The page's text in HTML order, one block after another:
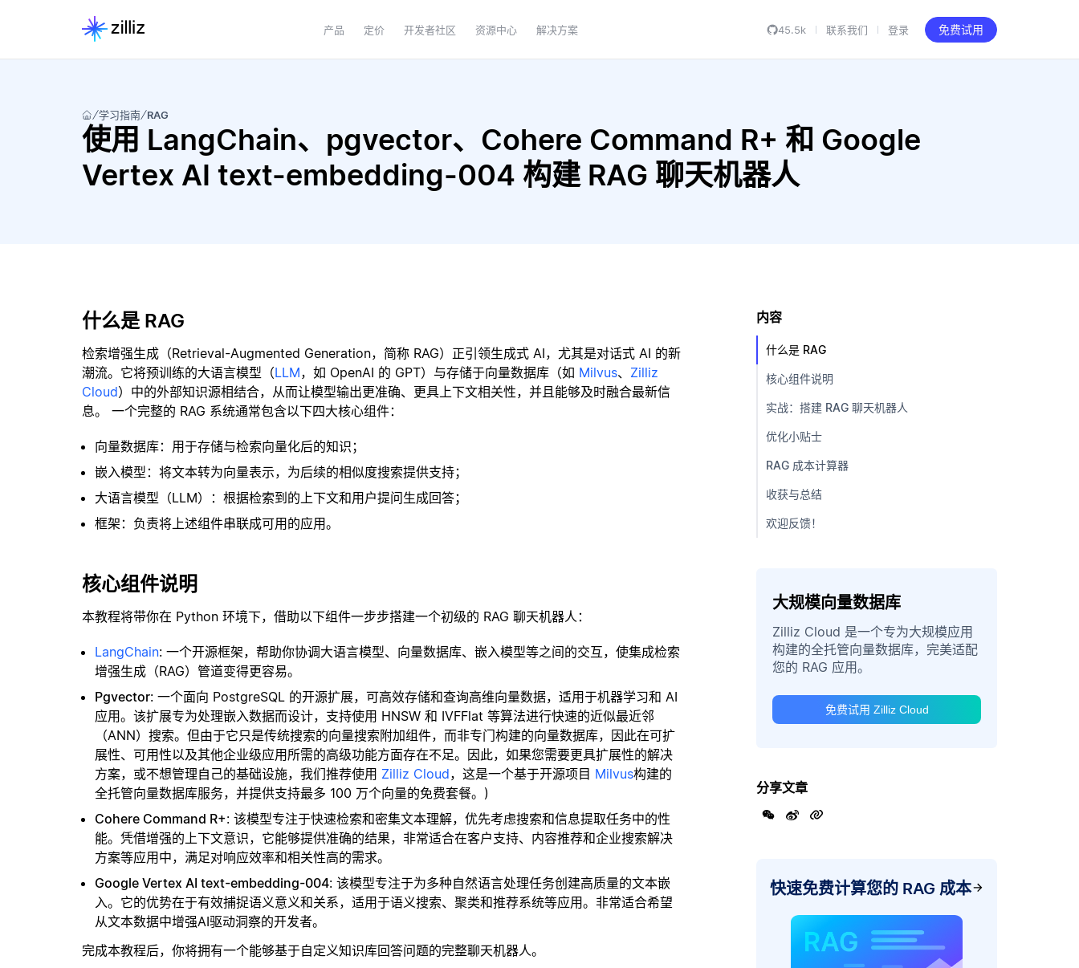
产品 定价 开发者社区 资源中心 解决方案 45.5k 联系我们 登录 免费试用
学习指南 RAG
使用 LangChain、pgvector、Cohere Command R+ 和 Google
Vertex AI text-embedding-004 构建 RAG 聊天机器人
什么是 RAG
检索增强生成（Retrieval-Augmented Generation，简称 RAG）正引领生成式 AI，尤其是对话式 AI 的新
潮流。它将预训练的大语言模型（LLM，如 OpenAI 的 GPT）与存储于向量数据库（如 Milvus、 Zilliz
Cloud）中的外部知识源相结合，从而让模型输出更准确、更具上下文相关性，并且能够及时融合最新信
息。 一个完整的 RAG 系统通常包含以下四大核心组件：
向量数据库：用于存储与检索向量化后的知识；
嵌入模型：将文本转为向量表示，为后续的相似度搜索提供支持；
大语言模型（LLM）：根据检索到的上下文和用户提问生成回答；
框架：负责将上述组件串联成可用的应用。
核心组件说明
本教程将带你在 Python 环境下，借助以下组件一步步搭建一个初级的 RAG 聊天机器人：
LangChain: 一个开源框架，帮助你协调大语言模型、向量数据库、嵌入模型等之间的交互，使集成检索
增强生成（RAG）管道变得更容易。
Pgvector: 一个面向 PostgreSQL 的开源扩展，可高效存储和查询高维向量数据，适用于机器学习和 AI
应用。该扩展专为处理嵌入数据而设计，支持使用 HNSW 和 IVFFlat 等算法进行快速的近似最近邻
（ANN）搜索。但由于它只是传统搜索的向量搜索附加组件，而非专门构建的向量数据库，因此在可扩
展性、可用性以及其他企业级应用所需的高级功能方面存在不足。因此，如果您需要更具扩展性的解决
方案，或不想管理自己的基础设施，我们推荐使用 Zilliz Cloud，这是一个基于开源项目 Milvus构建的
全托管向量数据库服务，并提供支持最多 100 万个向量的免费套餐。)
Cohere Command R+: 该模型专注于快速检索和密集文本理解，优先考虑搜索和信息提取任务中的性
能。凭借增强的上下文意识，它能够提供准确的结果，非常适合在客户支持、内容推荐和企业搜索解决
方案等应用中，满足对响应效率和相关性高的需求。
Google Vertex AI text-embedding-004: 该模型专注于为多种自然语言处理任务创建高质量的文本嵌
入。它的优势在于有效捕捉语义意义和关系，适用于语义搜索、聚类和推荐系统等应用。非常适合希望
从文本数据中增强AI驱动洞察的开发者。
完成本教程后，你将拥有一个能够基于自定义知识库回答问题的完整聊天机器人。
内容
什么是 RAG
核心组件说明
实战：搭建 RAG 聊天机器人
优化小贴士
RAG 成本计算器
收获与总结
欢迎反馈！
大规模向量数据库
Zilliz Cloud 是一个专为大规模应用
构建的全托管向量数据库，完美适配
您的 RAG 应用。
免费试用 Zilliz Cloud
分享文章
快速免费计算您的 RAG 成本